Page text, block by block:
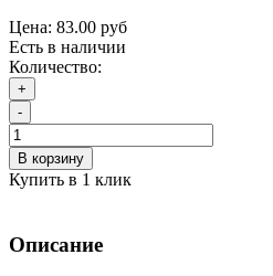
Цена: 83.00 руб
Есть в наличии
Количество:
+
-
В корзину
Купить в 1 клик
Описание